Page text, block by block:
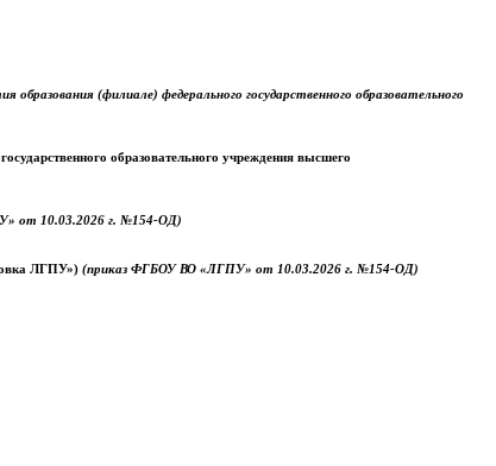
(филиале) федерального государственного образовательного
образовательного учреждения высшего
от 10.03.2026 г. №154-ОД)
ЛГПУ») (приказ ФГБОУ ВО «ЛГПУ» от 10.03.2026 г. №154-ОД)